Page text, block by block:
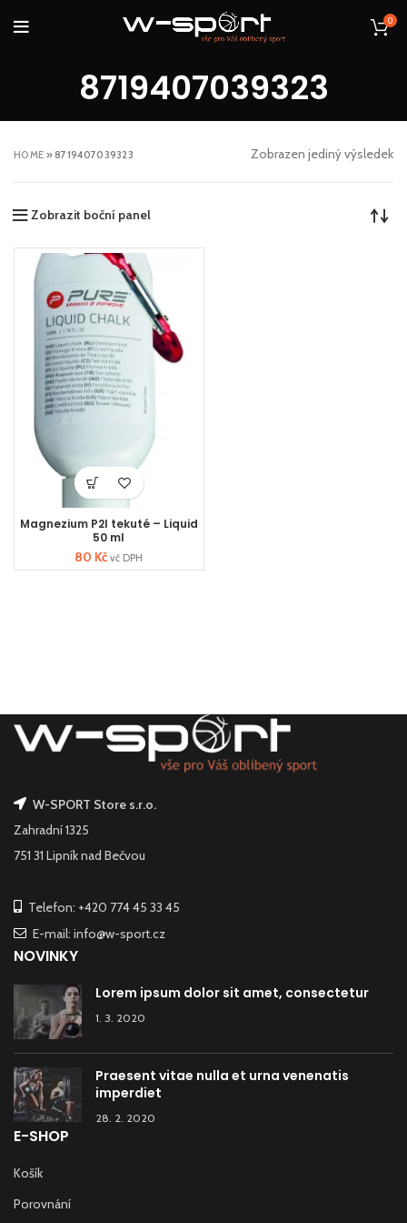
0
8719407039323
HOME »8719407039323 Zobrazen jediný výsledek
Zobrazit boční panel
Magnezium P2I tekuté – Liquid
50 ml
80 Kč vč DPH
W-SPORT Store s.r.o.
Zahradní 1325
751 31 Lipník nad Bečvou
Telefon: +420 774 45 33 45
E-mail: info@w-sport.cz
NOVINKY
Lorem ipsum dolor sit amet, consectetur
1. 3. 2020
Praesent vitae nulla et urna venenatis
imperdiet
28. 2. 2020
E-SHOP
Košík
Porovnání